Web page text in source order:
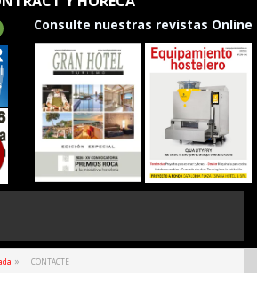
Consulte nuestras revistas Online
» CONTACTE